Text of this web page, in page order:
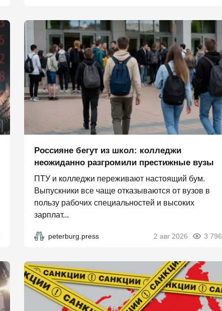
Россияне бегут из школ: колледжи
неожиданно разгромили престижные вузы
ПТУ и колледжи переживают настоящий бум.
Выпускники все чаще отказываются от вузов в
пользу рабочих специальностей и высоких
зарплат...
peterburg.press 2 авг 2026 3 796